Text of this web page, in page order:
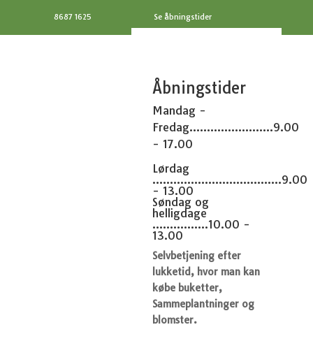
8687 1625 Se åbningstider
Åbningstider
Mandag -
Fredag........................9.00
- 17.00
Lørdag
.....................................9.00
- 13.00
Søndag og
helligdage
................10.00 -
13.00
Selvbetjening efter
lukketid, hvor man kan
købe buketter,
Sammeplantninger og
blomster.